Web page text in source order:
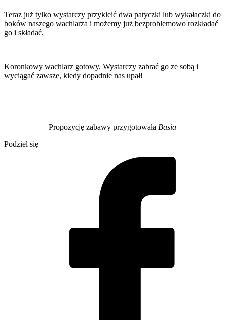
Teraz już tylko wystarczy przykleić dwa patyczki lub wykałaczki do
boków naszego wachlarza i możemy już bezproblemowo rozkładać
go i składać.
Koronkowy wachlarz gotowy. Wystarczy zabrać go ze sobą i
wyciągać zawsze, kiedy dopadnie nas upał!
Propozycję zabawy przygotowała Basia
Podziel się